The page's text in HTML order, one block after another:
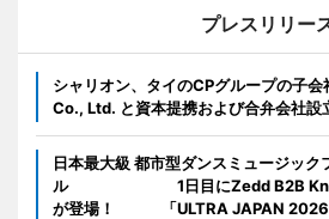
プレスリリー
シャリオン、タイのCPグループの子
Co., Ltd. と資本提携および合弁会社設
日本最大級 都市型ダンスミュージック
ル 1日目にZedd B2B
が登場！ 「ULTRA JAPAN 2026